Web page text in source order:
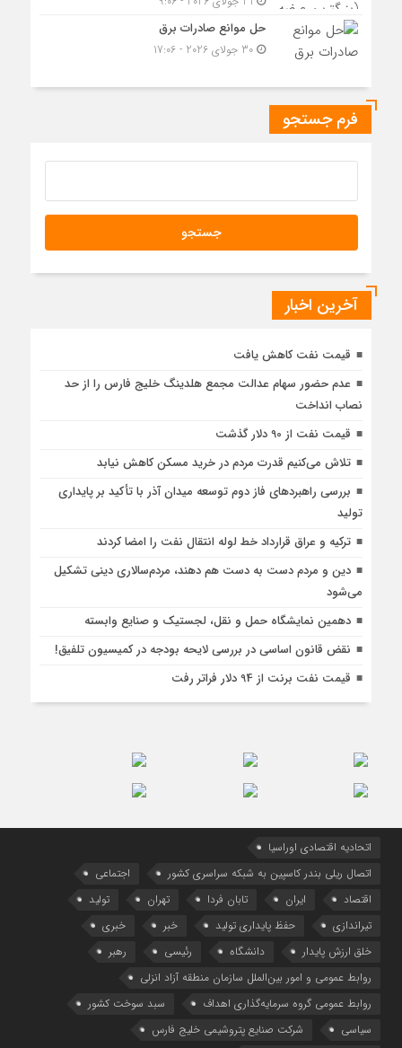
حل موانع صادرات برق
30 جولای 2026 - 17:06
فرم جستجو
آخرین اخبار
قیمت نفت کاهش یافت
عدم حضور سهام عدالت مجمع هلدینگ خلیج فارس را از حد
نصاب انداخت
قیمت نفت از 90 دلار گذشت
تلاش می‌کنیم قدرت مردم در خرید مسکن کاهش نیابد
بررسی راهبردهای فاز دوم توسعه میدان آذر با تأکید بر پایداری
تولید
ترکیه و عراق قرارداد خط لوله انتقال نفت را امضا کردند
دین و مردم دست به‌ دست هم دهند، مردم‌سالاری دینی تشکیل
می‌شود
دهمین نمایشگاه حمل و نقل، لجستیک و صنایع وابسته
نقض قانون اساسی در بررسی لایحه بودجه در کمیسیون تلفیق!
قیمت نفت برنت از 94 دلار فراتر رفت
اتحادیه اقتصادی اوراسیا
اتصال ریلی بندر کاسپین به شبکه سراسری کشور
اجتماعی
اقتصاد
ایران تابان فردا تهران
تولید
تیراندازی
حفظ پایداری تولید خبر
خبری
خلق ارزش پایدار
دانشگاه رئیسی
رهبر
روابط عمومی و امور بین‌الملل سازمان منطقه آزاد انزلی
روابط عمومی گروه سرمایه‌گذاری اهداف
سبد سوخت کشور
سیاسی
شرکت صنایع پتروشیمی خلیج فارس